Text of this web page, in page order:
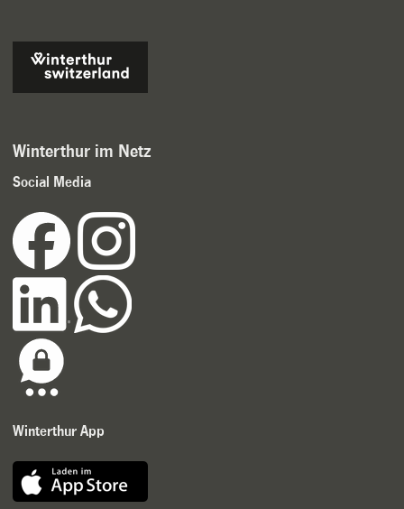
Winterthur im Netz
Social Media
Winterthur App